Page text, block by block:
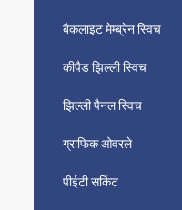
बैकलाइट मेम्ब्रेन स्विच
कीपैड झिल्ली स्विच
झिल्ली पैनल स्विच
ग्राफिक ओवरले
पीईटी सर्किट